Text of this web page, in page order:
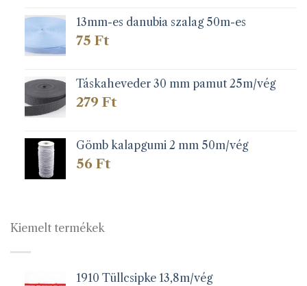
13mm-es danubia szalag 50m-es
75 Ft
Táskaheveder 30 mm pamut 25m/vég
279 Ft
Gömb kalapgumi 2 mm 50m/vég
56 Ft
Kiemelt termékek
1910 Tüllcsipke 13,8m/vég